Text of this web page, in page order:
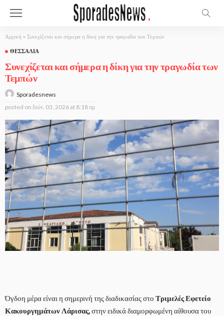
Αρχική » Συνεχίζεται και σήμερα η δίκη για την τραγωδία των Τεμπών
ΘΕΣΣΑΛΊΑ
Συνεχίζεται και σήμερα η δίκη για την τραγωδία των
Τεμπών
Sporadesnews
posted on Ιούν. 03, 2026 at 8:18 πμ
Όγδοη μέρα είναι η σημερινή της διαδικασίας στο Τριμελές Εφετείο
Κακουργημάτων Λάρισας,στην ειδικά διαμορφωμένη αίθουσα του